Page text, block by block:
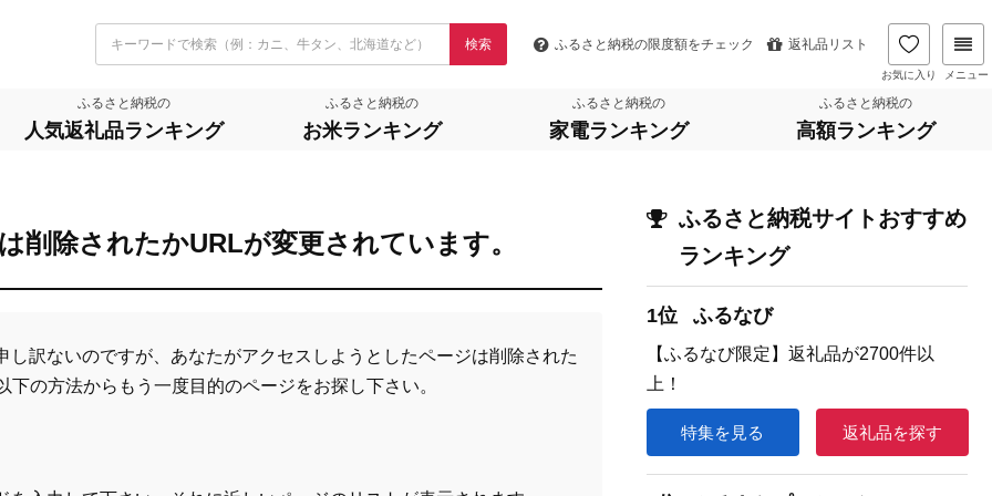
検索 ふるさと納税の限度額をチェック 返礼品リスト
お気に入り メニュー
ふるさと納税の
人気返礼品ランキング
ふるさと納税の
お米ランキング
ふるさと納税の
家電ランキング
ふるさと納税の
高額ランキング
除されたかURLが変更されています。
訳ないのですが、あなたがアクセスしようとしたページは削除された
の方法からもう一度目的のページをお探し下さい。
ふるさと納税サイトおすすめ
ランキング
1位 ふるなび
【ふるなび限定】返礼品が2700件以
上！
特集を見る 返礼品を探す